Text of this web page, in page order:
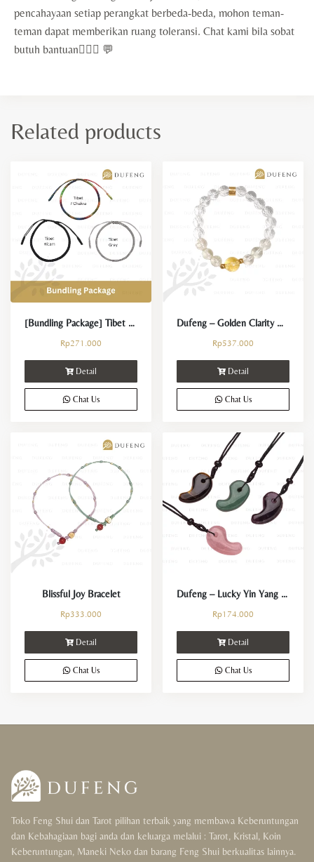
pencahayaan setiap perangkat berbeda-beda, mohon teman-
teman dapat memberikan ruang toleransi. Chat kami bila sobat
butuh bantuan🙇🏻‍♀️ 💬
Related products
[Bundling Package] Tibet Bracelet A
Rp271.000
Detail
Chat Us
Dufeng – Golden Clarity Quartz Crystal Bracelet
Rp537.000
Detail
Chat Us
Blissful Joy Bracelet
Rp333.000
Detail
Chat Us
Dufeng – Lucky Yin Yang Fish Crystal Necklace
Rp174.000
Detail
Chat Us
Toko Feng Shui dan Tarot pilihan terbaik yang membawa Keberuntungan
dan Kebahagiaan bagi anda dan keluarga melalui : Tarot, Kristal, Koin
Keberuntungan, Maneki Neko dan barang Feng Shui berkualitas lainnya.